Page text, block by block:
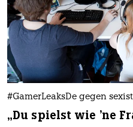
#GamerLeaksDe gegen
„Du spielst wie 'ne